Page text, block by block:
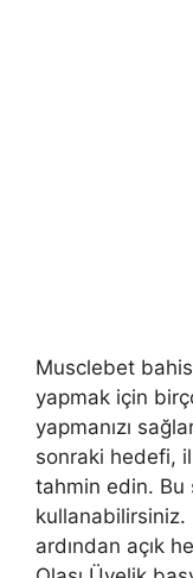
Musclebet
yapmak için
yapmanızı
sonraki hedefi,
tahmin edin. Bu
kullanabilirsiniz.
ardından açık